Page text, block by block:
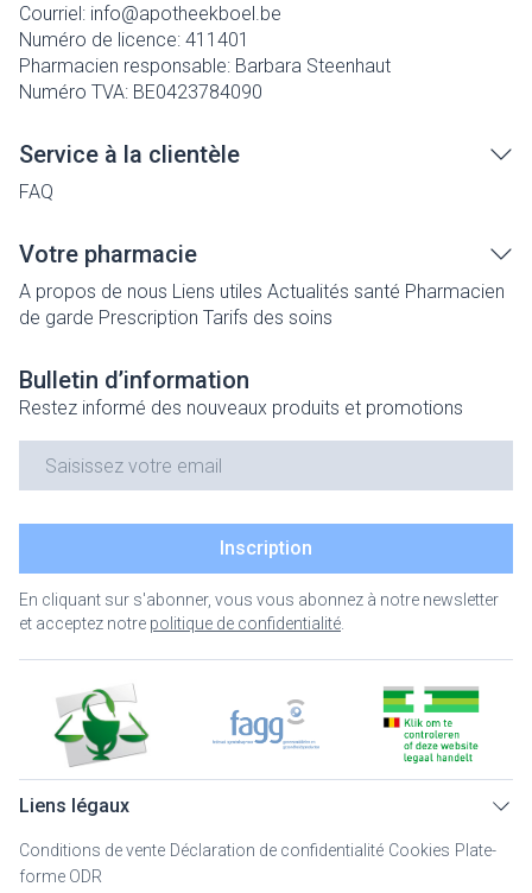
Courriel: info@apotheekboel.be
Numéro de licence: 411401
Pharmacien responsable: Barbara Steenhaut
Numéro TVA: BE0423784090
Service à la clientèle
FAQ
Votre pharmacie
A propos de nous Liens utiles Actualités santé Pharmacien
de garde Prescription Tarifs des soins
Bulletin d’information
Restez informé des nouveaux produits et promotions
Inscription
En cliquant sur s'abonner, vous vous abonnez à notre newsletter
et acceptez notre politique de confidentialité
Liens légaux
Conditions de vente Déclaration de confidentialité Cookies Plate-
forme ODR